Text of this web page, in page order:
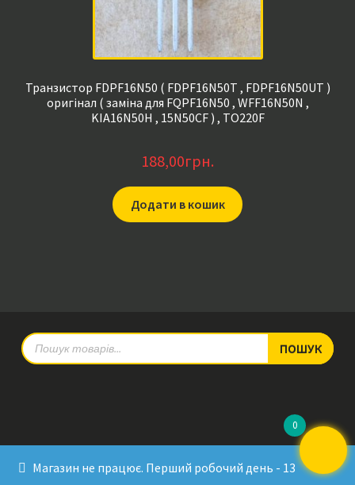
Магазин не працює. Перший робочий день - 13
Транзистор FDPF16N50 ( FDPF16N50T , FDPF16N50UT )
оригінал ( заміна для FQPF16N50 , WFF16N50N ,
KIA16N50H , 15N50CF ) , TO220F
188,00грн.
Додати в кошик
Products
search
ПОШУК
Developed by Sergey Krinitsa
0